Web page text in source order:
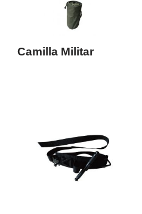
Camilla Militar